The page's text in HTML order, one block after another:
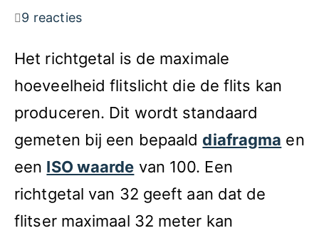
9 reacties
Het richtgetal is de maximale
hoeveelheid flitslicht die de flits kan
produceren. Dit wordt standaard
gemeten bij een bepaald diafragma en
een ISO waarde van 100. Een
richtgetal van 32 geeft aan dat de
flitser maximaal 32 meter kan